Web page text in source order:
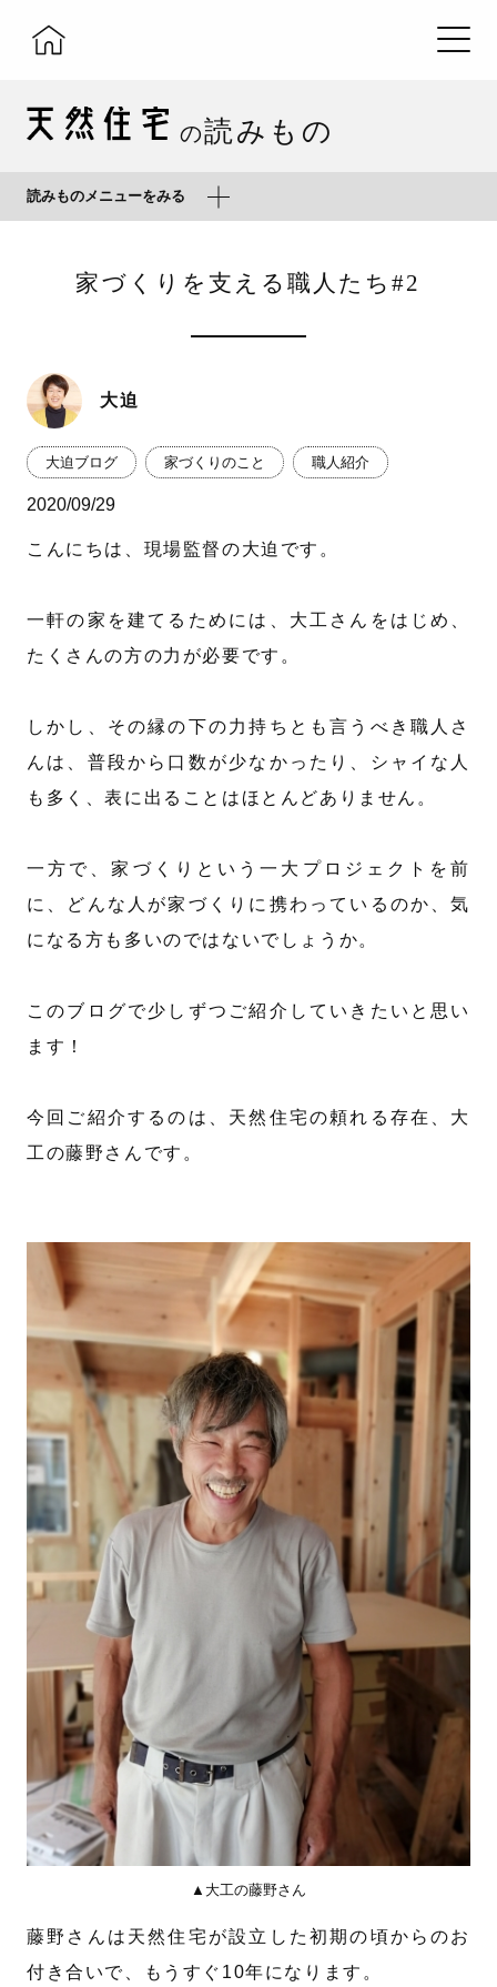
の読みもの
読みものメニューをみる
家づくりを支える職人たち#2
大迫
大迫ブログ 家づくりのこと 職人紹介
2020/09/29
こんにちは、現場監督の大迫です。
一軒の家を建てるためには、大工さんをはじめ、
たくさんの方の力が必要です。
しかし、その縁の下の力持ちとも言うべき職人さ
んは、普段から口数が少なかったり、シャイな人
も多く、表に出ることはほとんどありません。
一方で、家づくりという一大プロジェクトを前
に、どんな人が家づくりに携わっているのか、気
になる方も多いのではないでしょうか。
このブログで少しずつご紹介していきたいと思い
ます！
今回ご紹介するのは、天然住宅の頼れる存在、大
工の藤野さんです。
▲大工の藤野さん
藤野さんは天然住宅が設立した初期の頃からのお
付き合いで、もうすぐ10年になります。